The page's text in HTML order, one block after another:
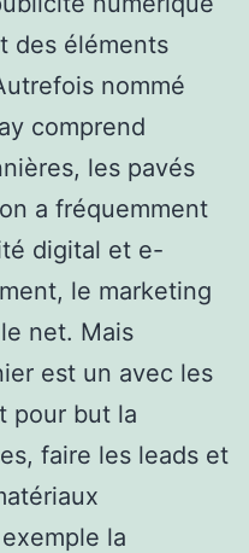
des éléments
nommé
comprend
les pavés
a fréquemment
digital et e-
le marketing
net. Mais
est un avec les
pour but la
faire les leads et
la